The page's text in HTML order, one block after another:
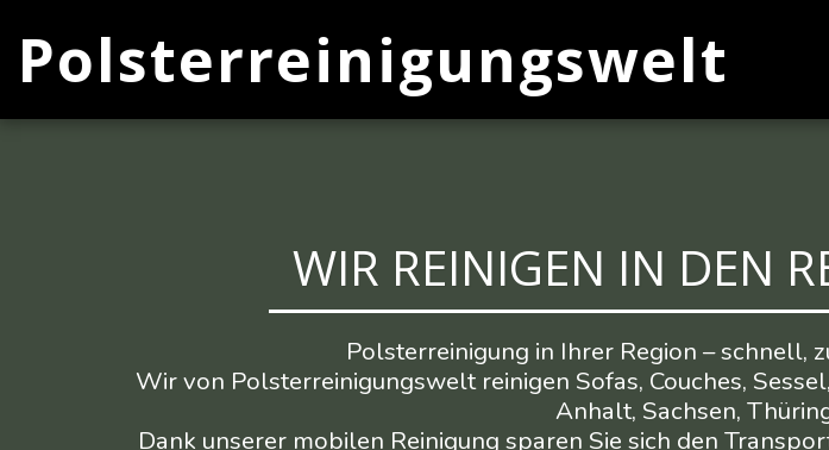
Polsterreinigungswelt
WIR REINIGEN IN DEN
Polsterreinigung in Ihrer Region – schnell,
Wir von Polsterreinigungswelt reinigen Sofas, Couches,
Anhalt, Sachsen,
Dank unserer mobilen Reinigung sparen Sie sich den